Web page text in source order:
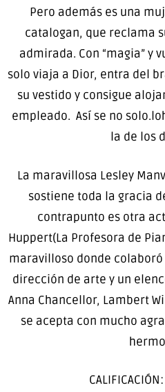
Pero además es una
catalogan, que reclama
admirada. Con “magia” y
solo viaja a Dior, entra del
su vestido y consigue
empleado. Así se no
la de los
La maravillosa Lesley
sostiene toda la gracia
contrapunto es otra
Huppert(La Profesora de
maravilloso donde
dirección de arte y un
Anna Chancellor, Lambert
se acepta con mucho
CALIFICACIÓN: